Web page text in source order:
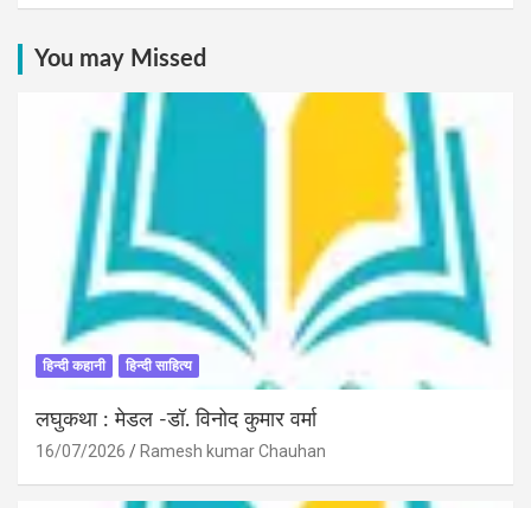
You may Missed
हिन्दी कहानी हिन्दी साहित्य
लघुकथा : मेडल -डॉ. विनोद कुमार वर्मा
16/07/2026 Ramesh kumar Chauhan